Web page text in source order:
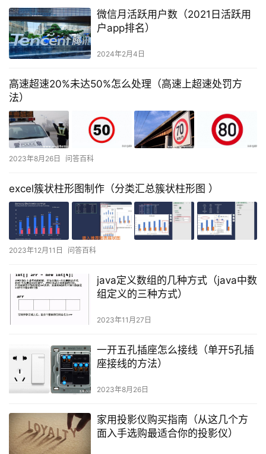
微信月活跃用户数（2021日活跃用
户app排名）
2024年2月4日
高速超速20%未达50%怎么处理（高速上超速处罚方
法）
2023年8月26日 问答百科
excel簇状柱形图制作（分类汇总簇状柱形图 ）
2023年12月11日 问答百科
java定义数组的几种方式（java中数
组定义的三种方式）
2023年11月27日
一开五孔插座怎么接线（单开5孔插
座接线的方法）
2023年8月26日
家用投影仪购买指南（从这几个方
面入手选购最适合你的投影仪）